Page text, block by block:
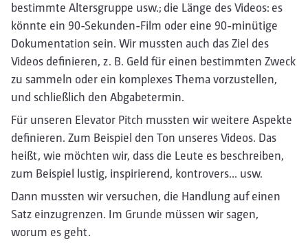
bestimmte Altersgruppe usw.; die Länge des Videos: es
könnte ein 90-Sekunden-Film oder eine 90-minütige
Dokumentation sein. Wir mussten auch das Ziel des
Videos definieren, z. B. Geld für einen bestimmten Zweck
zu sammeln oder ein komplexes Thema vorzustellen,
und schließlich den Abgabetermin.
Für unseren Elevator Pitch mussten wir weitere Aspekte
definieren. Zum Beispiel den Ton unseres Videos. Das
heißt, wie möchten wir, dass die Leute es beschreiben,
zum Beispiel lustig, inspirierend, kontrovers... usw.
Dann mussten wir versuchen, die Handlung auf einen
Satz einzugrenzen. Im Grunde müssen wir sagen,
worum es geht.